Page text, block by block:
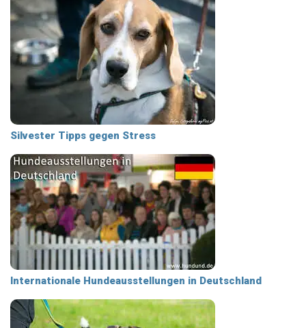
Silvester Tipps gegen Stress
Internationale Hundeausstellungen in Deutschland